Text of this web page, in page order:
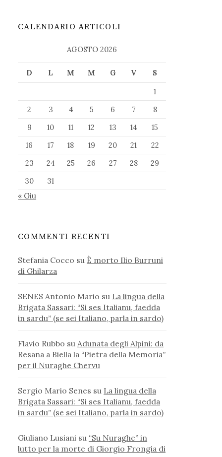
CALENDARIO ARTICOLI
AGOSTO 2026
D L M M G V
S
1
2
3 4 5 6 7
8
9
10 11 12 13 14
15
16
17 18 19 20 21
22
23
24 25 26 27 28
29
30
31
« Giu
COMMENTI RECENTI
Stefania Cocco su È morto Ilio Burruni
di Ghilarza
SENES Antonio Mario su La lingua della
Brigata Sassari: “Si ses Italianu, faedda
in sardu” (se sei Italiano, parla in sardo)
Flavio Rubbo su Adunata degli Alpini: da
Resana a Biella la “Pietra della Memoria”
per il Nuraghe Chervu
Sergio Mario Senes su La lingua della
Brigata Sassari: “Si ses Italianu, faedda
in sardu” (se sei Italiano, parla in sardo)
Giuliano Lusiani su “Su Nuraghe” in
lutto per la morte di Giorgio Frongia di